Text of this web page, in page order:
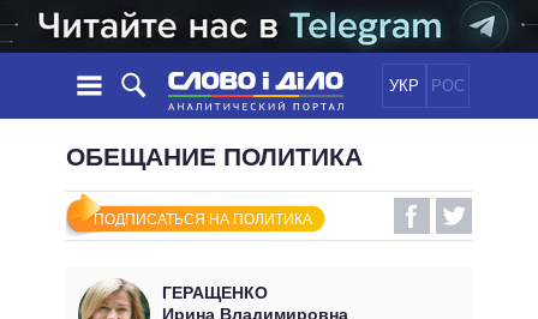
УКР РОС
НОВОСТИ
ЛЕНТА
СОБЫТИЯ
СТАТЬИ
МНЕНИЯ
ПОЛИТИКА
ЭКОНОМИКА
МИР
ОБЕЩАНИЯ
ВСЕ ПОЛИТИКИИНФОГРАФИКА
ОБЕЩАНИЕ ПОЛИТИКА
ПОДПИСАТЬСЯ НА ПОЛИТИКА
ГЕРАЩЕНКО
Ирина Владимировна